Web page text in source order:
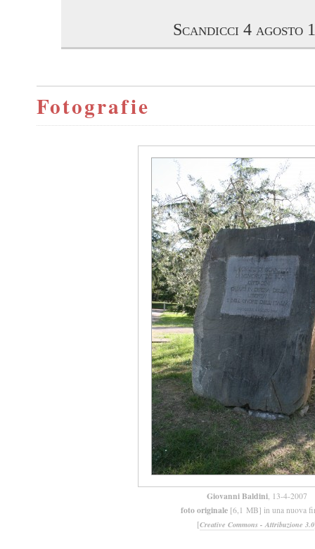
Scandicci 4 agosto
Fotografie
Giovanni Baldini, 13-4-2007
foto originale [6,1 MB] in una nuova
[Creative Commons - Attribuzione 3.0